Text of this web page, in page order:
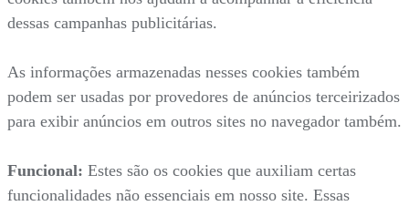
dessas campanhas publicitárias.
As informações armazenadas nesses cookies também
podem ser usadas por provedores de anúncios terceirizados
para exibir anúncios em outros sites no navegador também.
Funcional: Estes são os cookies que auxiliam certas
funcionalidades não essenciais em nosso site. Essas